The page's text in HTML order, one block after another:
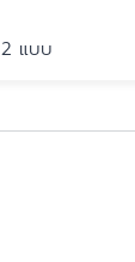
แบบ